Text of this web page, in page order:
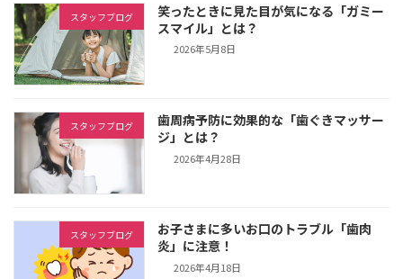
スタッフブログ
笑ったときに見た目が気になる「ガミー
スマイル」とは？
2026年5月8日
スタッフブログ
歯周病予防に効果的な「歯ぐきマッサー
ジ」とは？
2026年4月28日
スタッフブログ
お子さまに多いお口のトラブル「歯肉
炎」に注意！
2026年4月18日